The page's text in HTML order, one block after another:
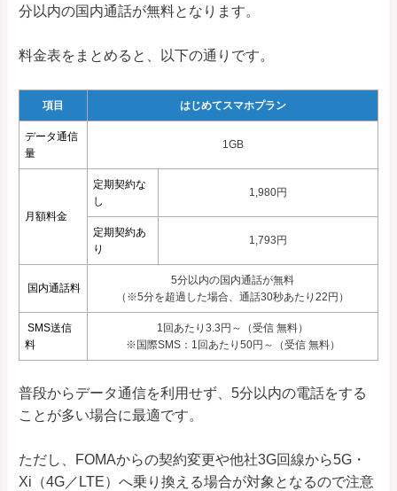
分以内の国内通話が無料となります。
料金表をまとめると、以下の通りです。
項目 はじめてスマホプラン
データ通信
量
1GB
月額料金
定期契約な
し
1,980円
定期契約あ
り
1,793円
国内通話料
5分以内の国内通話が無料
（※5分を超過した場合、通話30秒あたり22円）
SMS送信
料
1回あたり3.3円～（受信 無料）
※国際SMS：1回あたり50円～（受信 無料）
普段からデータ通信を利用せず、5分以内の電話をする
ことが多い場合に最適です。
ただし、FOMAからの契約変更や他社3G回線から5G・
Xi（4G／LTE）へ乗り換える場合が対象となるので注意